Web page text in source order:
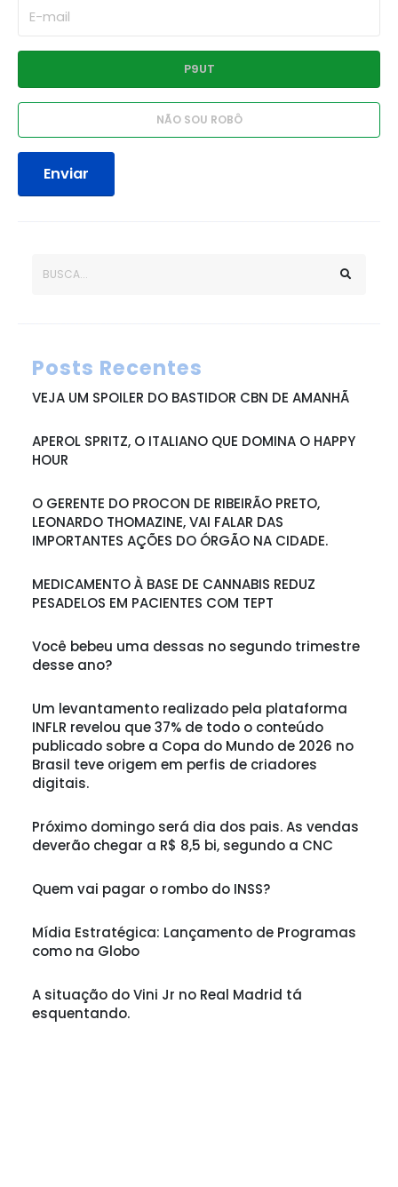
Enviar
Posts Recentes
VEJA UM SPOILER DO BASTIDOR CBN DE AMANHÃ
APEROL SPRITZ, O ITALIANO QUE DOMINA O HAPPY
HOUR
O GERENTE DO PROCON DE RIBEIRÃO PRETO,
LEONARDO THOMAZINE, VAI FALAR DAS
IMPORTANTES AÇÕES DO ÓRGÃO NA CIDADE.
MEDICAMENTO À BASE DE CANNABIS REDUZ
PESADELOS EM PACIENTES COM TEPT
Você bebeu uma dessas no segundo trimestre
desse ano?
Um levantamento realizado pela plataforma
INFLR revelou que 37% de todo o conteúdo
publicado sobre a Copa do Mundo de 2026 no
Brasil teve origem em perfis de criadores
digitais.
Próximo domingo será dia dos pais. As vendas
deverão chegar a R$ 8,5 bi, segundo a CNC
Quem vai pagar o rombo do INSS?
Mídia Estratégica: Lançamento de Programas
como na Globo
A situação do Vini Jr no Real Madrid tá
esquentando.